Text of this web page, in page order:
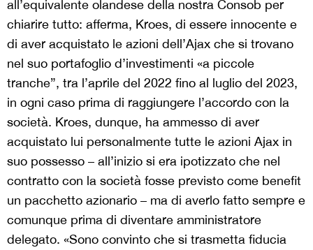
all’equivalente olandese della nostra Consob per
chiarire tutto: afferma, Kroes, di essere innocente e
di aver acquistato le azioni dell’Ajax che si trovano
nel suo portafoglio d’investimenti «a piccole
tranche”, tra l’aprile del 2022 fino al luglio del 2023,
in ogni caso prima di raggiungere l’accordo con la
società. Kroes, dunque, ha ammesso di aver
acquistato lui personalmente tutte le azioni Ajax in
suo possesso – all’inizio si era ipotizzato che nel
contratto con la società fosse previsto come benefit
un pacchetto azionario – ma di averlo fatto sempre e
comunque prima di diventare amministratore
delegato. «Sono convinto che si trasmetta fiducia